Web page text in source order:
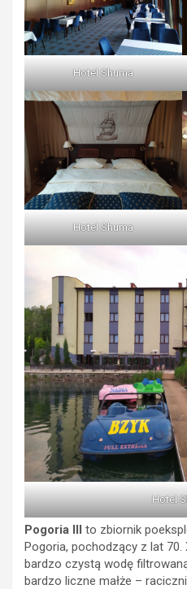
Hotel Shuma
Hotel Shuma
Hotel
Pogoria III to zbiornik
Pogoria, pochodzący z lat
bardzo czystą wodę
bardzo liczne małże –